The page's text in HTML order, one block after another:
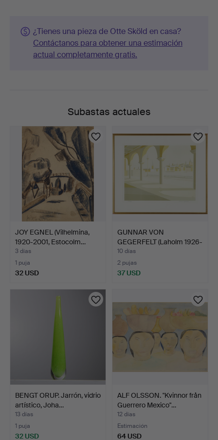
¿Tienes una pieza de Otte Sköld en casa?
Contáctanos para obtener una estimación
actual completamente gratis.
Subastas actuales
JOY EGNEL (Vilhelmina,
1920-2001, Estocolm…
3 días
1 puja
32 USD
GUNNAR VON
GEGERFELT (Laholm 1926-
2012 Vre…
10 días
2 pujas
37 USD
BENGT ORUP. Jarrón, vidrio
artístico, Joha…
13 días
1 puja
32 USD
ALF OLSSON. "Kvinnor från
Guerrero Mexico"…
12 días
Estimación
64 USD